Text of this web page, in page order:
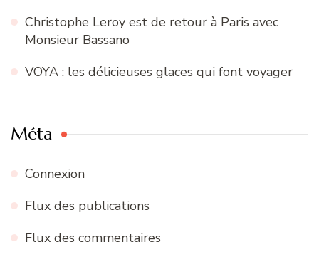
Christophe Leroy est de retour à Paris avec
Monsieur Bassano
VOYA : les délicieuses glaces qui font voyager
Méta
Connexion
Flux des publications
Flux des commentaires